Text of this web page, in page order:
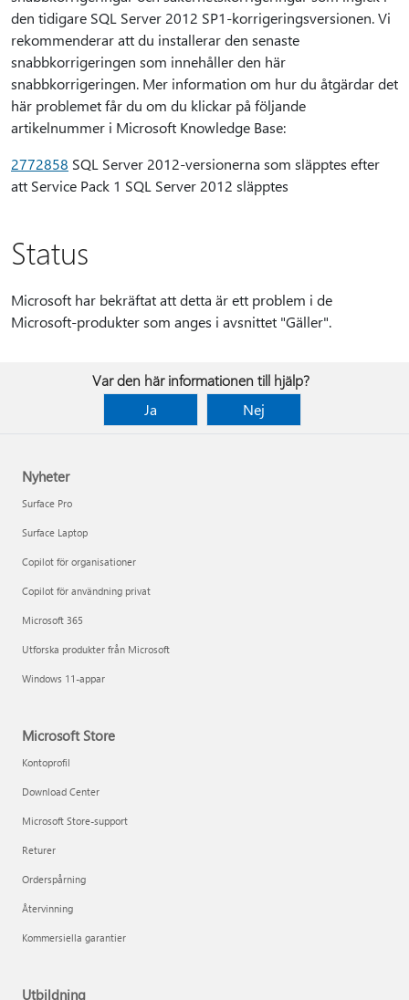
den tidigare SQL Server 2012 SP1-korrigeringsversionen. Vi
rekommenderar att du installerar den senaste
snabbkorrigeringen som innehåller den här
snabbkorrigeringen. Mer information om hur du åtgärdar det
här problemet får du om du klickar på följande
artikelnummer i Microsoft Knowledge Base:
2772858 SQL Server 2012-versionerna som släpptes efter
att Service Pack 1 SQL Server 2012 släpptes
Status
Microsoft har bekräftat att detta är ett problem i de
Microsoft-produkter som anges i avsnittet "Gäller".
Var den här informationen till hjälp?
Ja
Nej
Nyheter
Surface Pro
Surface Laptop
Copilot för organisationer
Copilot för användning privat
Microsoft 365
Utforska produkter från Microsoft
Windows 11-appar
Microsoft Store
Kontoprofil
Download Center
Microsoft Store-support
Returer
Orderspårning
Återvinning
Kommersiella garantier
Utbildning